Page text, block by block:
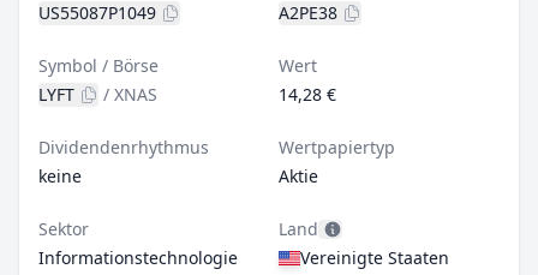
US55087P1049
A2PE38
Symbol / Börse
LYFT
/ XNAS
Wert
14,28 €
Dividendenrhythmus
keine
Wertpapiertyp
Aktie
Sektor
Informationstechnologie
Land
Vereinigte Staaten